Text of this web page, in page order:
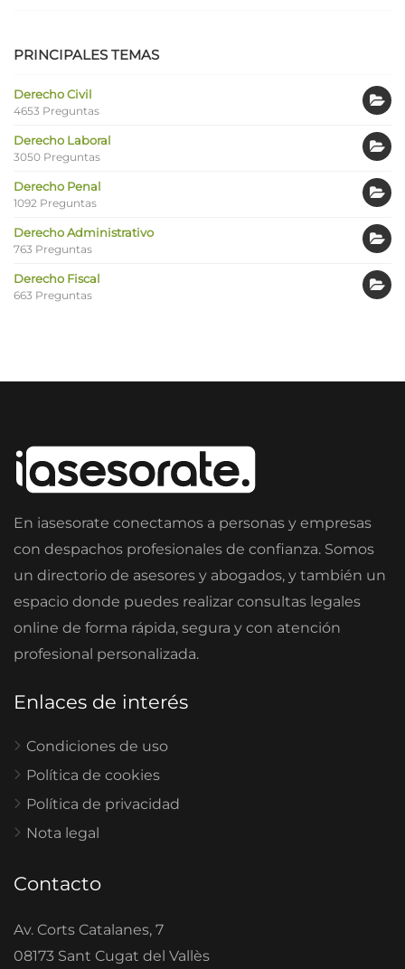
PRINCIPALES TEMAS
Derecho Civil
4653 Preguntas
Derecho Laboral
3050 Preguntas
Derecho Penal
1092 Preguntas
Derecho Administrativo
763 Preguntas
Derecho Fiscal
663 Preguntas
En iasesorate conectamos a personas y empresas
con despachos profesionales de confianza. Somos
un directorio de asesores y abogados, y también un
espacio donde puedes realizar consultas legales
online de forma rápida, segura y con atención
profesional personalizada.
Enlaces de interés
Condiciones de uso
Política de cookies
Política de privacidad
Nota legal
Contacto
Av. Corts Catalanes, 7
08173 Sant Cugat del Vallès